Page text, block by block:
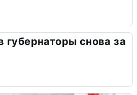
губернаторы снова за